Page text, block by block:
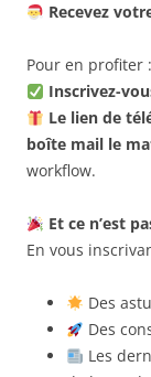
Recevez
Pour en profiter :
Inscrivez-
Le lien de
boîte mail le
workflow.
Et ce n’est
En vous
Des
Des
Les